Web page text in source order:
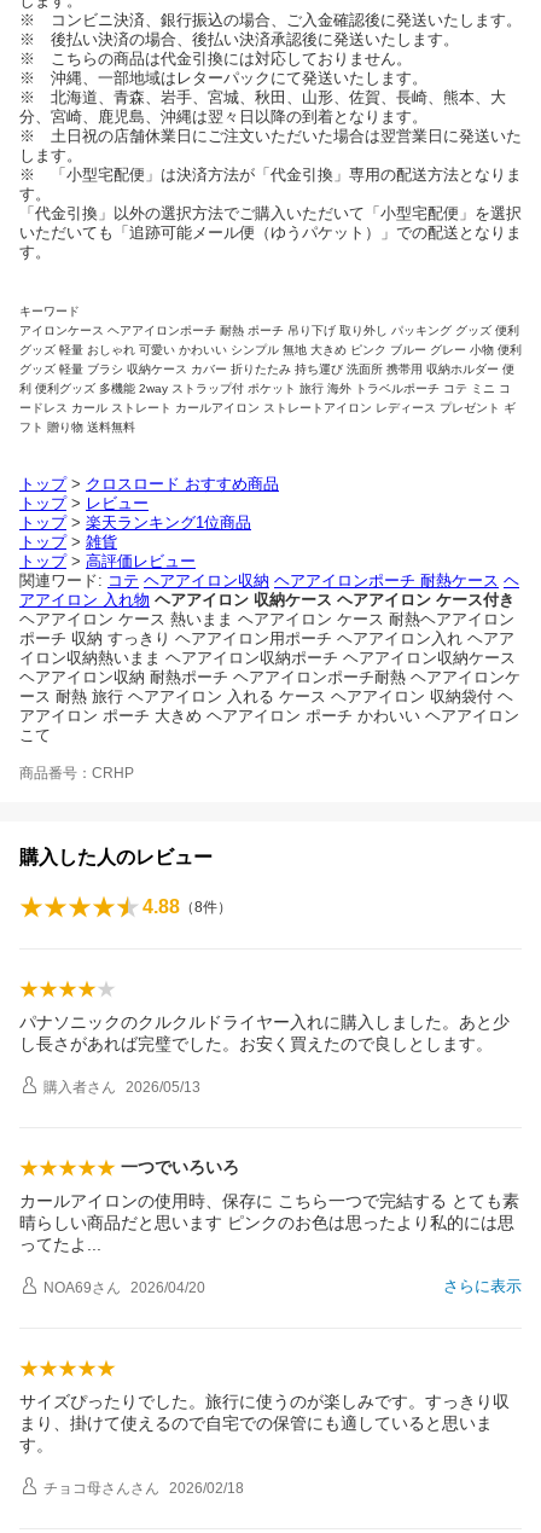
※ コンビニ決済、銀行振込の場合、ご入金確認後に発送いたします。
※ 後払い決済の場合、後払い決済承認後に発送いたします。
※ こちらの商品は代金引換には対応しておりません。
※ 沖縄、一部地域はレターパックにて発送いたします。
※ 北海道、青森、岩手、宮城、秋田、山形、佐賀、長崎、熊本、大
分、宮崎、鹿児島、沖縄は翌々日以降の到着となります。
※ 土日祝の店舗休業日にご注文いただいた場合は翌営業日に発送いた
します。
※ 「小型宅配便」は決済方法が「代金引換」専用の配送方法となりま
す。
「代金引換」以外の選択方法でご購入いただいて「小型宅配便」を選択
いただいても「追跡可能メール便（ゆうパケット）」での配送となりま
す。
キーワード
アイロンケース ヘアアイロンポーチ 耐熱 ポーチ 吊り下げ 取り外し パッキング グッズ 便利
グッズ 軽量 おしゃれ 可愛い かわいい シンプル 無地 大きめ ピンク ブルー グレー 小物 便利
グッズ 軽量 ブラシ 収納ケース カバー 折りたたみ 持ち運び 洗面所 携帯用 収納ホルダー 便
利 便利グッズ 多機能 2way ストラップ付 ポケット 旅行 海外 トラベルポーチ コテ ミニ コ
ードレス カール ストレート カールアイロン ストレートアイロン レディース プレゼント ギ
フト 贈り物 送料無料
トップ> クロスロード おすすめ商品
トップ> レビュー
トップ> 楽天ランキング1位商品
トップ> 雑貨
トップ> 高評価レビュー
関連ワード: コテ ヘアアイロン収納 ヘアアイロンポーチ 耐熱ケース ヘ
アアイロン 入れ物 ヘアアイロン 収納ケース ヘアアイロン ケース付き
ヘアアイロン ケース 熱いまま ヘアアイロン ケース 耐熱ヘアアイロン
ポーチ 収納 すっきり ヘアアイロン用ポーチ ヘアアイロン入れ ヘアア
イロン収納熱いまま ヘアアイロン収納ポーチ ヘアアイロン収納ケース
ヘアアイロン収納 耐熱ポーチ ヘアアイロンポーチ耐熱 ヘアアイロンケ
ース 耐熱 旅行 ヘアアイロン 入れる ケース ヘアアイロン 収納袋付 ヘ
アアイロン ポーチ 大きめ ヘアアイロン ポーチ かわいい ヘアアイロン
こて
商品番号：CRHP
購入した人のレビュー
4.88 （8件）
パナソニックのクルクルドライヤー入れに購入しました。あと少
し長さがあれば完璧でした。お安く買えたので良しとします。
購入者さん 2026/05/13
一つでいろいろ
カールアイロンの使用時、保存に こちら一つで完結する とても素
晴らしい商品だと思います ピンクのお色は思ったより私的には思
ってた よ
さらに表示
NOA69さん 2026/04/20
サイズぴったりでした。旅行に使うのが楽しみです。すっきり収
まり、掛けて使えるので自宅での保管にも適していると思いま
す。
チョコ母さんさん 2026/02/18